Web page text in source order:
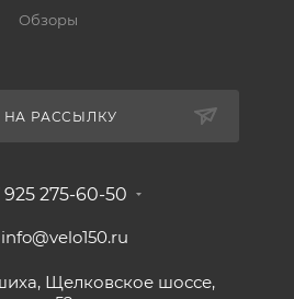
Обзоры
РАССЫЛКУ
925 275-60-50
info@velo150.ru
Щелковское шоссе,